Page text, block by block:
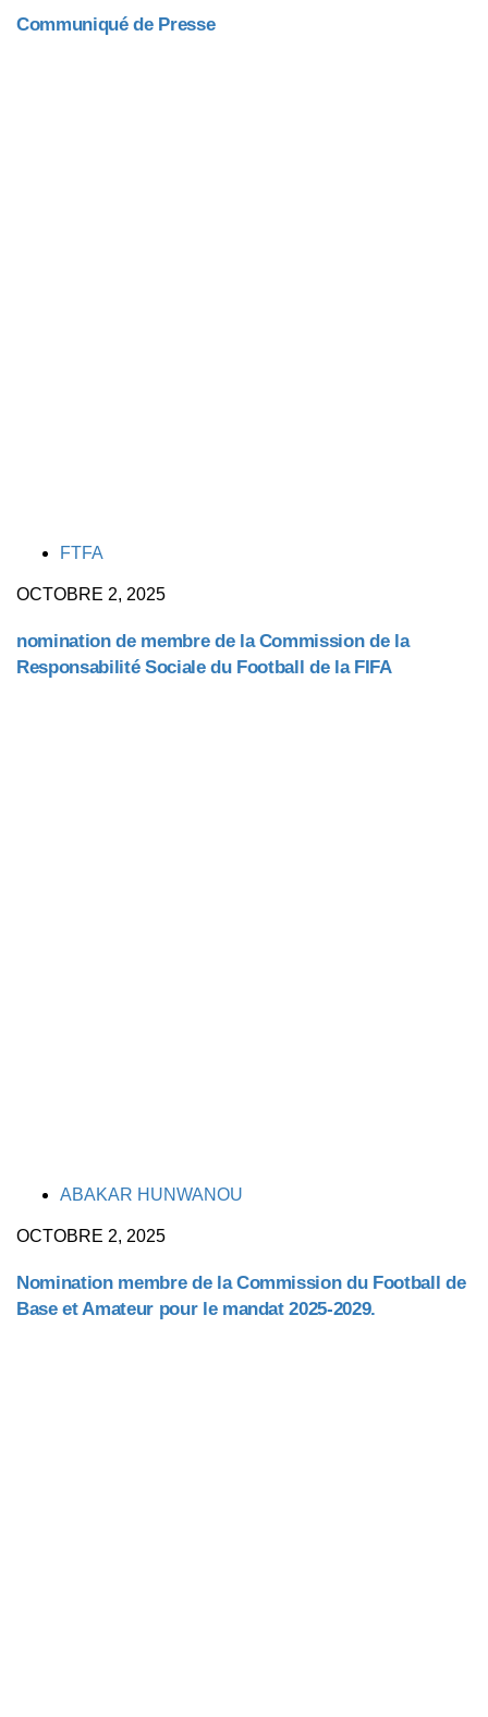
Communiqué de Presse
TAGSFTFA
OCTOBRE 2, 2025
nomination de membre de la Commission de la
Responsabilité Sociale du Football de la FIFA
TAGSABAKAR HUNWANOU
OCTOBRE 2, 2025
Nomination membre de la Commission du Football de
Base et Amateur pour le mandat 2025-2029.